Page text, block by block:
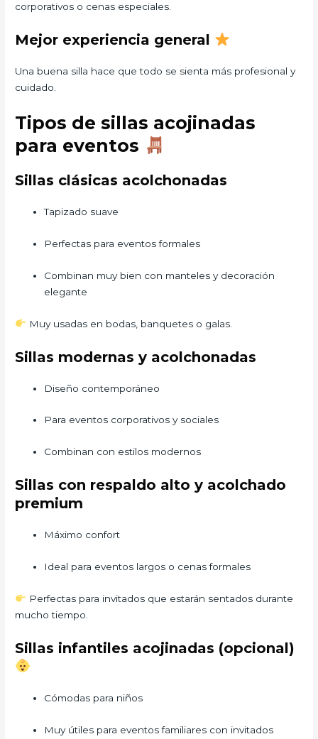
corporativos o cenas especiales.
Mejor experiencia general
Una buena silla hace que todo se sienta más profesional y
cuidado.
Tipos de sillas acojinadas
para eventos
Sillas clásicas acolchonadas
Tapizado suave
Perfectas para eventos formales
Combinan muy bien con manteles y decoración
elegante
Muy usadas en bodas, banquetes o galas.
Sillas modernas y acolchonadas
Diseño contemporáneo
Para eventos corporativos y sociales
Combinan con estilos modernos
Sillas con respaldo alto y acolchado
premium
Máximo confort
Ideal para eventos largos o cenas formales
Perfectas para invitados que estarán sentados durante
mucho tiempo.
Sillas infantiles acojinadas (opcional)
Cómodas para niños
Muy útiles para eventos familiares con invitados